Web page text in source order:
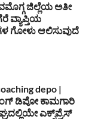
ಜಿಲ್ಲೆಯ ಅತೀ
ವ್ಯಾಪ್ತಿಯ
ಗೋಳು ಆಲಿಸುವುದೆ
depo |
ಡಿಪೋ ಕಾಮಗಾರಿ
ಎಕ್ಸ್‌ಪ್ರೆಸ್